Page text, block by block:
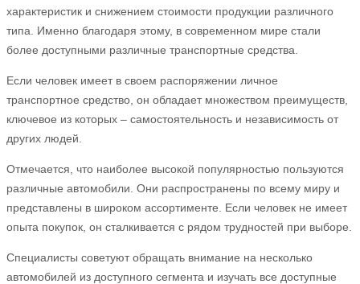
характеристик и снижением стоимости продукции различного
типа. Именно благодаря этому, в современном мире стали
более доступными различные транспортные средства.
Если человек имеет в своем распоряжении личное
транспортное средство, он обладает множеством преимуществ,
ключевое из которых – самостоятельность и независимость от
других людей.
Отмечается, что наиболее высокой популярностью пользуются
различные автомобили. Они распространены по всему миру и
представлены в широком ассортименте. Если человек не имеет
опыта покупок, он сталкивается с рядом трудностей при выборе.
Специалисты советуют обращать внимание на несколько
автомобилей из доступного сегмента и изучать все доступные